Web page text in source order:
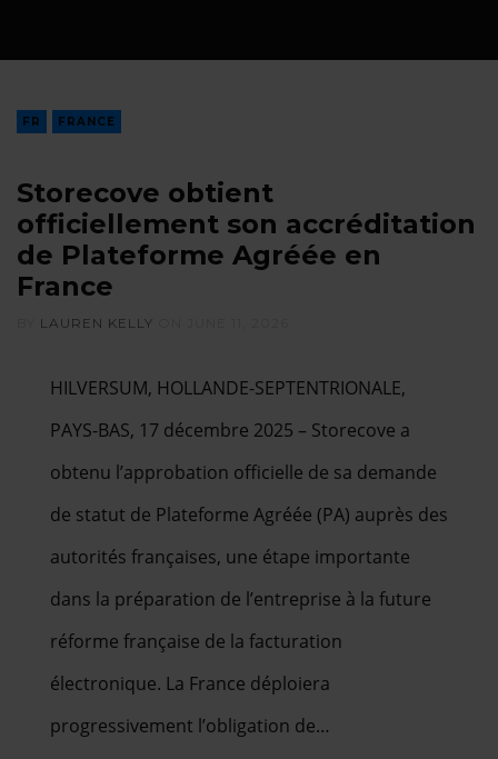
FR FRANCE
Storecove obtient
officiellement son accréditation
de Plateforme Agréée en
France
LAUREN KELLY
HILVERSUM, HOLLANDE-SEPTENTRIONALE,
PAYS-BAS, 17 décembre 2025 – Storecove a
obtenu l’approbation officielle de sa demande
de statut de Plateforme Agréée (PA) auprès des
autorités françaises, une étape importante
dans la préparation de l’entreprise à la future
réforme française de la facturation
électronique. La France déploiera
progressivement l’obligation de…